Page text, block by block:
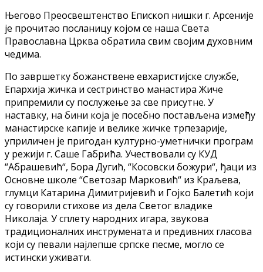
Његово Преосвештенство Епископ нишки г. Арсеније
је прочитао посланицу којом се наша Света
Православна Црква обратила свим својим духовним
чедима.
По завршетку божанствене евхаристијске службе,
Епархија жичка и сестринство манастира Жиче
припремили су послужење за све присутне. У
наставку, на бини која је посебно постављена између
манастирске капије и велике жичке трпезарије,
уприличен је пригодан културно-уметнички програм
у режији г. Саше Габрића. Учествовали су КУД
“Абрашевић“, Бора Дугић, “Косовски божури“, ђаци из
Основне школе “Светозар Марковић“ из Краљева,
глумци Катарина Димитријевић и Гојко Балетић који
су говорили стихове из дела Светог владике
Николаја. У сплету народних игара, звукова
традиционалних инструмената и предивних гласова
који су певали најлепше српске песме, могло се
истински уживати.